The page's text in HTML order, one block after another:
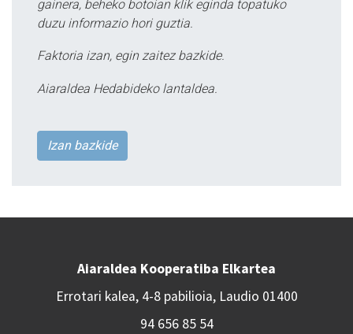
gainera, beheko botoian klik eginda topatuko
duzu informazio hori guztia.
Faktoria izan, egin zaitez bazkide.
Aiaraldea Hedabideko lantaldea.
Izan bazkide
Aiaraldea Kooperatiba Elkartea
Errotari kalea, 4-8 pabilioia, Laudio 01400
94 656 85 54